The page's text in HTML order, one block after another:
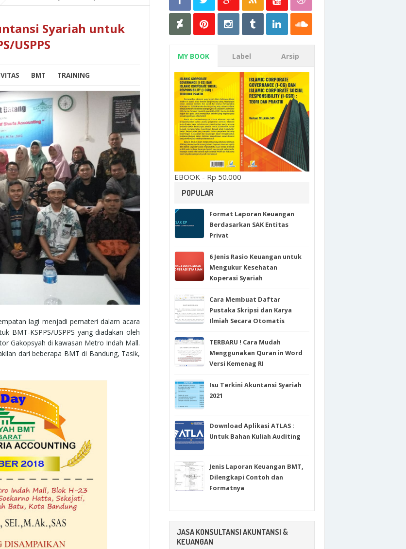
Syariah untuk
USPPS
BMT TRAINING
lagi menjadi pemateri dalam acara
BMT-KSPPS/USPPS yang diadakan oleh
Gakopsyah di kawasan Metro Indah Mall.
dari beberapa BMT di Bandung, Tasik,
MY BOOK Label Arsip
EBOOK - Rp 50.000
POPULAR
Format Laporan Keuangan
Berdasarkan SAK Entitas
Privat
6 Jenis Rasio Keuangan untuk
Mengukur Kesehatan
Koperasi Syariah
Cara Membuat Daftar
Pustaka Skripsi dan Karya
Ilmiah Secara Otomatis
TERBARU ! Cara Mudah
Menggunakan Quran in Word
Versi Kemenag RI
Isu Terkini Akuntansi Syariah
2021
Download Aplikasi ATLAS :
Untuk Bahan Kuliah Auditing
Jenis Laporan Keuangan BMT,
Dilengkapi Contoh dan
Formatnya
JASA KONSULTANSI AKUNTANSI &
KEUANGAN